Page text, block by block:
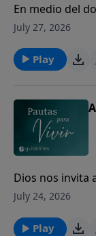
En medio del
los corazones
July 27, 2026
Play
Dios nos invita
sincero,
July 24, 2026
Play